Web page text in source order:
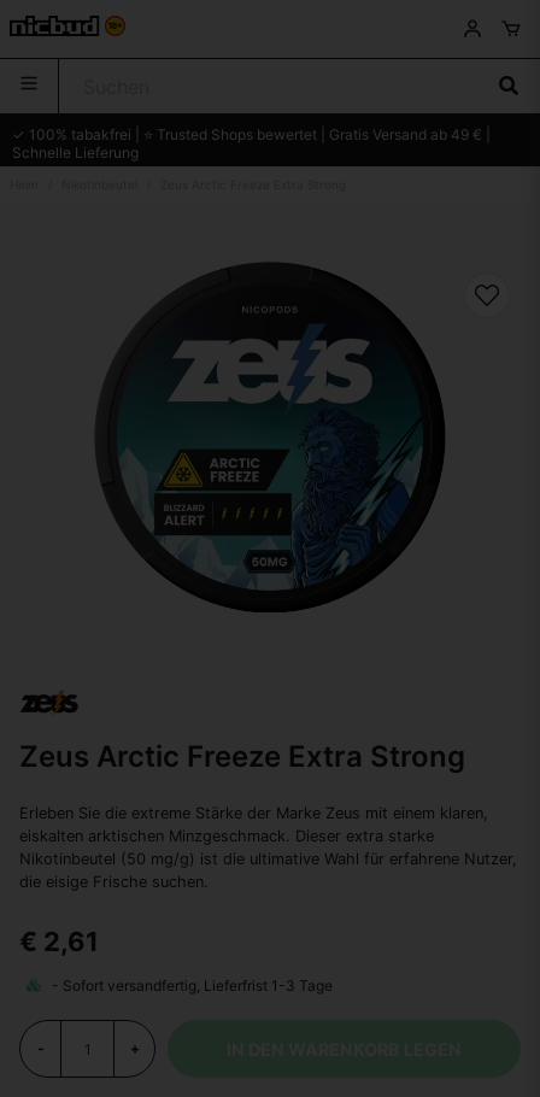
✓ 100% tabakfrei | ⭐ Trusted Shops bewertet | Gratis Versand ab 49 € |
Schnelle Lieferung
Zeus Arctic Freeze Extra Strong
Erleben Sie die extreme Stärke der Marke Zeus mit einem klaren,
eiskalten arktischen Minzgeschmack. Dieser extra starke
Nikotinbeutel (50 mg/g) ist die ultimative Wahl für erfahrene Nutzer,
die eisige Frische suchen.
€ 2,61
- +